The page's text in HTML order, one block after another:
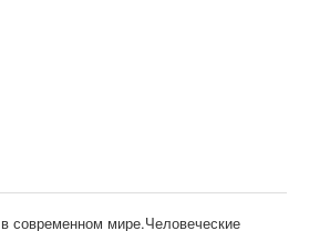
современном мире.Человеческие